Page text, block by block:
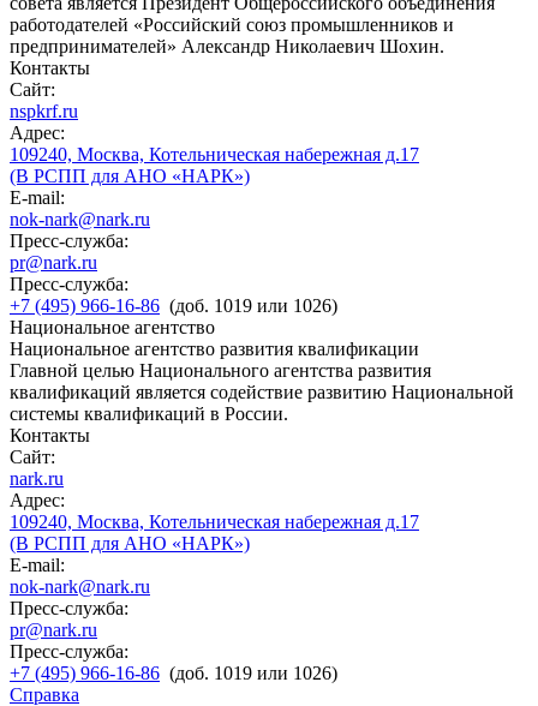
работодателей «Российский союз промышленников и
предпринимателей» Александр Николаевич Шохин.
Контакты
Сайт:
nspkrf.ru
Адрес:
109240, Москва, Котельническая набережная д.17
(В РСПП для АНО «НАРК»)
E-mail:
nok-nark@nark.ru
Пресс-служба:
pr@nark.ru
Пресс-служба:
+7 (495) 966-16-86 (доб. 1019 или 1026)
Национальное агентство
Национальное агентство развития квалификации
Главной целью Национального агентства развития
квалификаций является содействие развитию Национальной
системы квалификаций в России.
Контакты
Сайт:
nark.ru
Адрес:
109240, Москва, Котельническая набережная д.17
(В РСПП для АНО «НАРК»)
E-mail:
nok-nark@nark.ru
Пресс-служба:
pr@nark.ru
Пресс-служба:
+7 (495) 966-16-86 (доб. 1019 или 1026)
Справка